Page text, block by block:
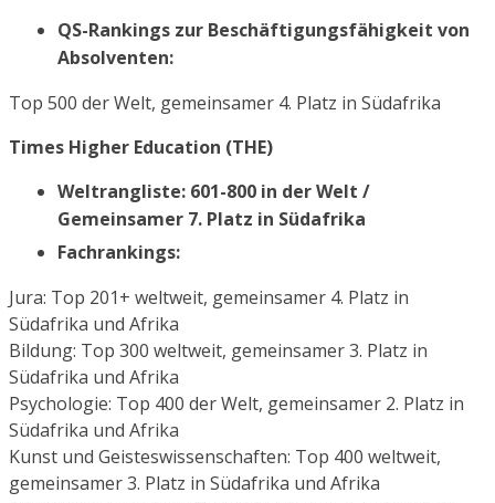
QS-Rankings zur Beschäftigungsfähigkeit von
Absolventen:
Top 500 der Welt, gemeinsamer 4. Platz in Südafrika
Times Higher Education (THE)
Weltrangliste: 601-800 in der Welt /
Gemeinsamer 7. Platz in Südafrika
Fachrankings:
Jura: Top 201+ weltweit, gemeinsamer 4. Platz in
Südafrika und Afrika
Bildung: Top 300 weltweit, gemeinsamer 3. Platz in
Südafrika und Afrika
Psychologie: Top 400 der Welt, gemeinsamer 2. Platz in
Südafrika und Afrika
Kunst und Geisteswissenschaften: Top 400 weltweit,
gemeinsamer 3. Platz in Südafrika und Afrika